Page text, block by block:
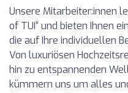
Unsere Mitarbeiter:innen
of TUI“ und bieten Ihnen
die auf Ihre individuellen
Von luxuriösen
hin zu entspannenden
kümmern uns um alles